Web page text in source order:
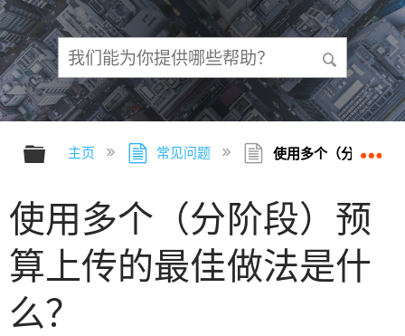
扩展/隐缩全局层次
主页 常见问题 使用多个（分阶段）
使用多个（分阶段）预
算上传的最佳做法是什
么？